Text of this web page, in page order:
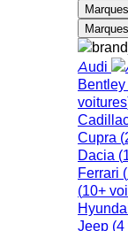
Audi
Bentley
voitures
Cupra (
Dacia (
Ferrari (
(10+
Jeep (4